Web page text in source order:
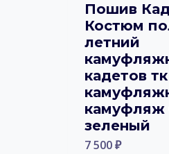
Пошив
Костюм
летний
кадетов
зеленый
7 500₽